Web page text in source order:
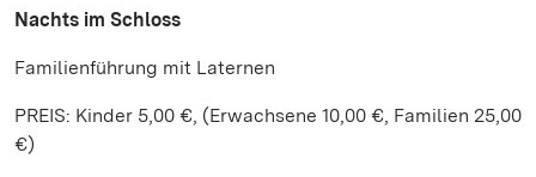
Nachts im Schloss
Familienführung mit Laternen
PREIS: Kinder 5,00 €, (Erwachsene 10,00 €, Familien 25,00
€)